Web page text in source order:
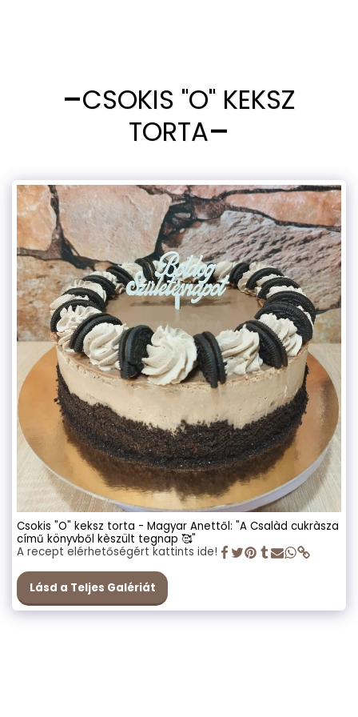
CSOKIS "O" KEKSZ
TORTA
Csokis "O" keksz torta - Magyar Anettől: "A Csalàd cukràsza
című könyvből kèszült tegnap 🥰"
A recept elérhetőségért kattints ide!
Lásd a Teljes Galériát